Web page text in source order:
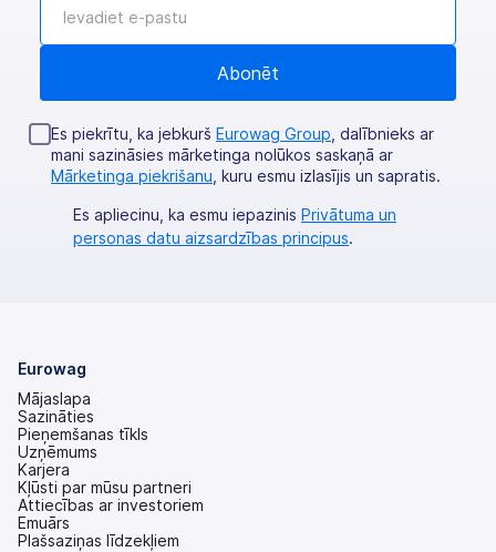
Es piekrītu, ka jebkurš Eurowag Group , dalībnieks ar
mani sazināsies mārketinga nolūkos saskaņā ar
Mārketinga piekrišanu , kuru esmu izlasījis un sapratis.
Es apliecinu, ka esmu iepazinis Privātuma un
personas datu aizsardzības principus.
Eurowag
Mājaslapa
Sazināties
Pieņemšanas tīkls
Uzņēmums
Karjera
Kļūsti par mūsu partneri
Attiecības ar investoriem
(tiek
atvērts
Emuārs
Plašsaziņas līdzekļiem